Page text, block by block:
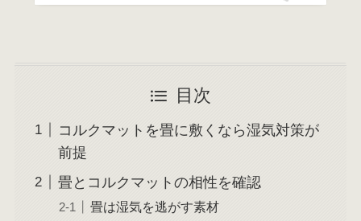
目次
コルクマットを畳に敷くなら湿気対策が
前提
畳とコルクマットの相性を確認
畳は湿気を逃がす素材